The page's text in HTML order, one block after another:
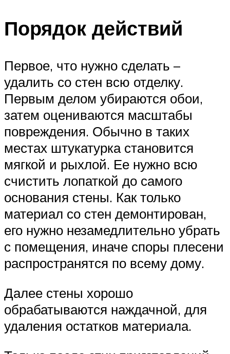
Порядок действий
Первое, что нужно сделать –
удалить со стен всю отделку.
Первым делом убираются обои,
затем оцениваются масштабы
повреждения. Обычно в таких
местах штукатурка становится
мягкой и рыхлой. Ее нужно всю
счистить лопаткой до самого
основания стены. Как только
материал со стен демонтирован,
его нужно незамедлительно убрать
с помещения, иначе споры плесени
распространятся по всему дому.
Далее стены хорошо
обрабатываются наждачной, для
удаления остатков материала.